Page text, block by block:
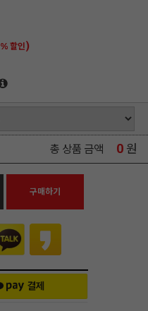
% 할인)
총 상품 금액 0 원
구매하기